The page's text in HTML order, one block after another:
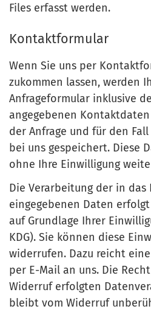
Files erfasst werden.
Kontaktformular
Wenn Sie uns per
zukommen lassen, werden
Anfrageformular inklusive
angegebenen
der Anfrage und für den
bei uns gespeichert. Diese
ohne Ihre Einwilligung
Die Verarbeitung der in
eingegebenen Daten
auf Grundlage Ihrer
KDG). Sie können diese
widerrufen. Dazu reicht
per E-Mail an uns. Die
Widerruf erfolgten
bleibt vom Widerruf